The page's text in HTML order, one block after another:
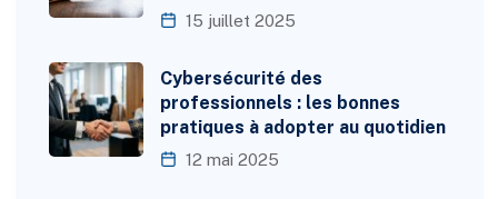
15 juillet 2025
Cybersécurité des
professionnels : les bonnes
pratiques à adopter au quotidien
12 mai 2025